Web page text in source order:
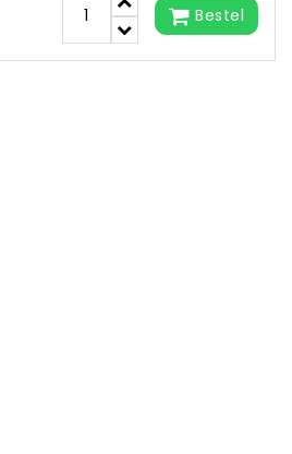
Bestel